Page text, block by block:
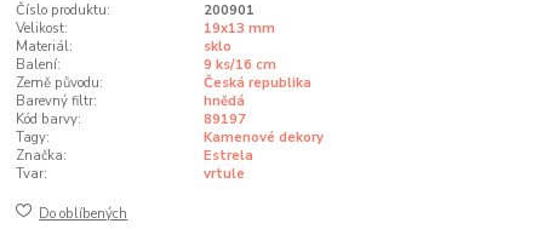
Číslo produktu:
200901
Velikost:
19x13 mm
Materiál:
sklo
Balení:
9 ks/16 cm
Země původu:
Česká republika
Barevný filtr:
hnědá
Kód barvy:
89197
Tagy:
Kamenové dekory
Značka:
Estrela
Tvar:
vrtule
Do oblíbených